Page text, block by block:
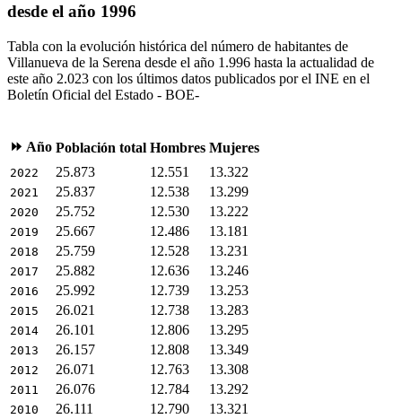
desde el año 1996
Tabla con la evolución histórica del número de habitantes de
Villanueva de la Serena desde el año 1.996 hasta la actualidad de
este año 2.023 con los últimos datos publicados por el INE en el
Boletín Oficial del Estado - BOE-
⏩ Año Población total Hombres Mujeres
2022 25.873 12.551 13.322
2021 25.837 12.538 13.299
2020 25.752 12.530 13.222
2019 25.667 12.486 13.181
2018 25.759 12.528 13.231
2017 25.882 12.636 13.246
2016 25.992 12.739 13.253
2015 26.021 12.738 13.283
2014 26.101 12.806 13.295
2013 26.157 12.808 13.349
2012 26.071 12.763 13.308
2011 26.076 12.784 13.292
2010 26.111 12.790 13.321